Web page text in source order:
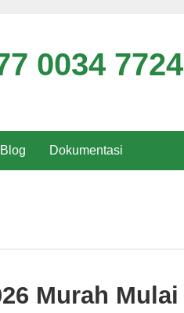
0034 7724
Blog Dokumentasi
Murah Mulai